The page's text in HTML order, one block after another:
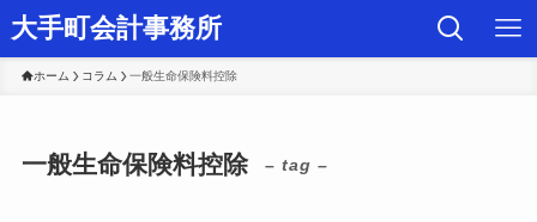
大手町会計事務所
ホーム コラム 一般生命保険料控除
一般生命保険料控除 – tag –